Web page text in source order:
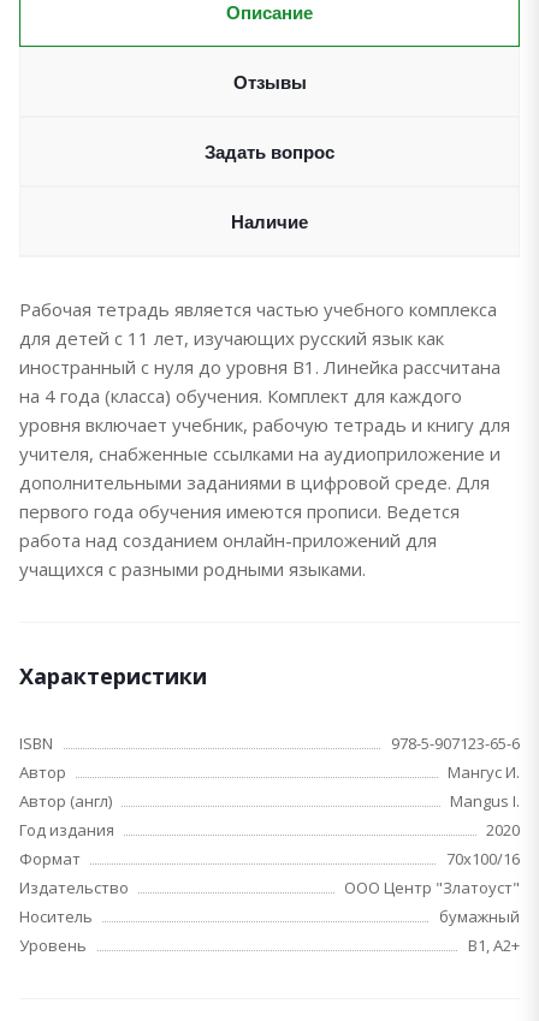
Описание
Отзывы
Задать вопрос
Наличие
Рабочая тетрадь является частью учебного комплекса
для детей с 11 лет, изучающих русский язык как
иностранный с нуля до уровня В1. Линейка рассчитана
на 4 года (класса) обучения. Комплект для каждого
уровня включает учебник, рабочую тетрадь и книгу для
учителя, снабженные ссылками на аудиоприложение и
дополнительными заданиями в цифровой среде. Для
первого года обучения имеются прописи. Ведется
работа над созданием онлайн-приложений для
учащихся с разными родными языками.
Характеристики
ISBN
978-5-907123-65-6
Автор
Мангус И.
Автор (англ)
Mangus I.
Год издания
2020
Формат
70x100/16
Издательство
ООО Центр "Златоуст"
Носитель
бумажный
Уровень
B1, A2+